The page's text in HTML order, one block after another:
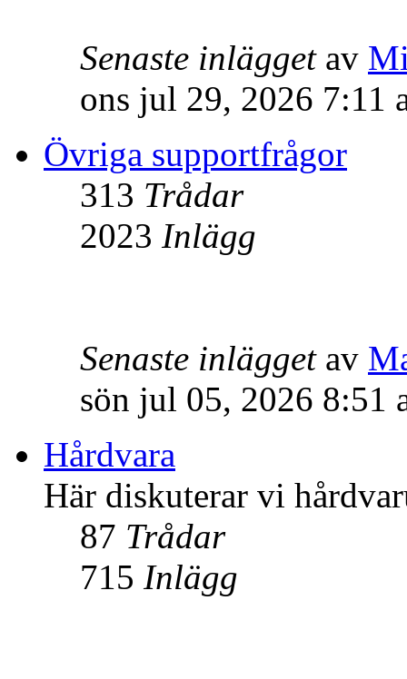
Senaste inläggetav
ons jul 29, 2026 7:11
Övriga supportfrågor
313 Trådar
2023 Inlägg
Senaste inläggetav
sön jul 05, 2026 8:51
Hårdvara
Här diskuterar vi
87 Trådar
715 Inlägg